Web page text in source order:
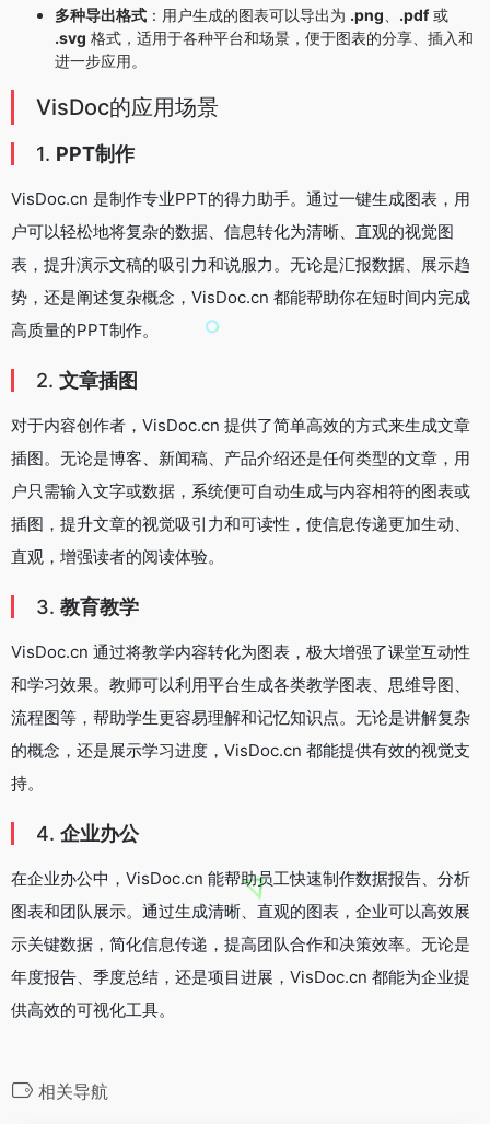
多种导出格式 ：用户生成的图表可以导出为 .png .pdf或
.svg 格式，适用于各种平台和场景，便于图表的分享、插入和
进一步应用。
VisDoc的应用场景
1. PPT制作
VisDoc.cn 是制作专业PPT的得力助手。通过一键生成图表，用
户可以轻松地将复杂的数据、信息转化为清晰、直观的视觉图
表，提升演示文稿的吸引力和说服力。无论是汇报数据、展示趋
势，还是阐述复杂概念，VisDoc.cn 都能帮助你在短时间内完成
高质量的PPT制作。
2. 文章插图
对于内容创作者，VisDoc.cn 提供了简单高效的方式来生成文章
插图。无论是博客、新闻稿、产品介绍还是任何类型的文章，用
户只需输入文字或数据，系统便可自动生成与内容相符的图表或
插图，提升文章的视觉吸引力和可读性，使信息传递更加生动、
直观，增强读者的阅读体验。
3. 教育教学
VisDoc.cn 通过将教学内容转化为图表，极大增强了课堂互动性
和学习效果。教师可以利用平台生成各类教学图表、思维导图、
流程图等，帮助学生更容易理解和记忆知识点。无论是讲解复杂
的概念，还是展示学习进度，VisDoc.cn 都能提供有效的视觉支
持。
4. 企业办公
在企业办公中，VisDoc.cn 能帮助员工快速制作数据报告、分析
图表和团队展示。通过生成清晰、直观的图表，企业可以高效展
示关键数据，简化信息传递，提高团队合作和决策效率。无论是
年度报告、季度总结，还是项目进展，VisDoc.cn 都能为企业提
供高效的可视化工具。
相关导航